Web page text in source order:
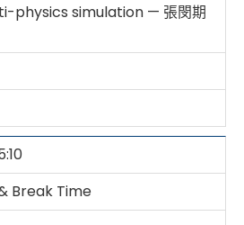
physics simulation — 張閔期
Break Time